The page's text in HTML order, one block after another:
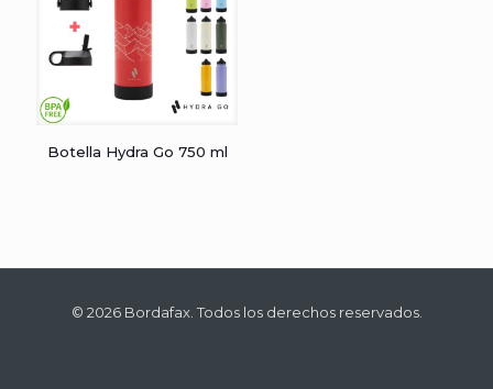
Botella Hydra Go 750 ml
© 2026 Bordafax. Todos los derechos reservados.